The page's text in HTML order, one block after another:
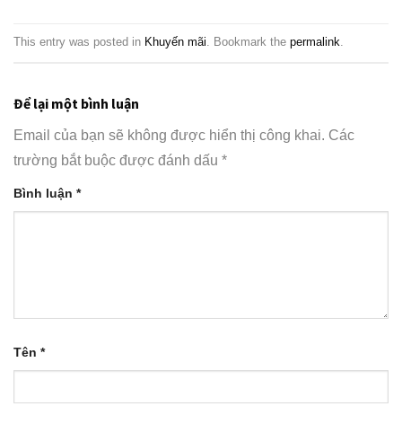
This entry was posted in Khuyến mãi. Bookmark the permalink.
Để lại một bình luận
Email của bạn sẽ không được hiển thị công khai. Các
trường bắt buộc được đánh dấu *
Bình luận *
Tên *